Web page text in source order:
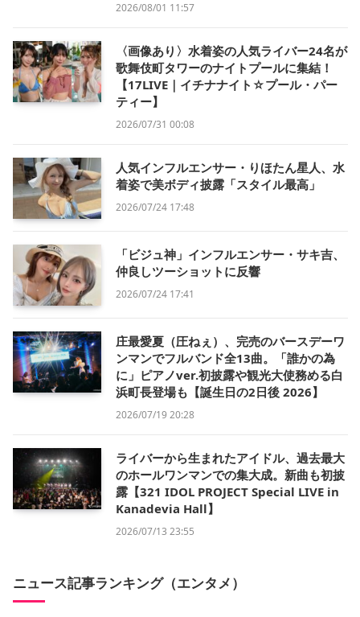
2026/08/01 11:57
〈画像あり〉水着姿の人気ライバー24名が
歌舞伎町タワーのナイトプールに集結！
【17LIVE｜イチナナイト☆プール・パー
ティー】
2026/07/31 00:08
人気インフルエンサー・りほたん星人、水
着姿で美ボディ披露「スタイル最高」
2026/07/24 17:48
「ビジュ神」インフルエンサー・サキ吉、
仲良しツーショットに反響
2026/07/24 17:41
庄最愛夏（圧ねぇ）、完売のバースデーワ
ンマンでフルバンド全13曲。「誰かの為
に」ピアノver.初披露や観光大使務める白
浜町長登場も【誕生日の2日後 2026】
2026/07/19 20:28
ライバーから生まれたアイドル、過去最大
のホールワンマンでの集大成。新曲も初披
露【321 IDOL PROJECT Special LIVE in
Kanadevia Hall】
2026/07/13 23:55
ニュース記事ランキング（エンタメ）